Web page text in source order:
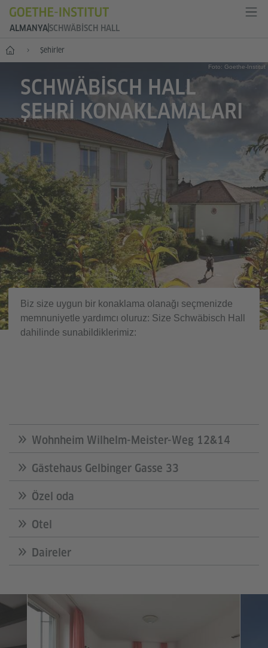
ALMANYASCHWÄBISCH HALL
-- Şehirler
Foto: Goethe-Institut
SCHWÄBISCH HALL
ŞEHRI KONAKLAMALARI
Biz size uygun bir konaklama olanağı seçmenizde
memnuniyetle yardımcı oluruz: Size Schwäbisch Hall
dahilinde sunabildiklerimiz:
Wohnheim Wilhelm-Meister-Weg 12&14
Gästehaus Gelbinger Gasse 33
Özel oda
Otel
Daireler